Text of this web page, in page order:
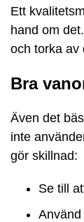
Ett
hand om
och torka av
Bra
Även det
inte
gör skillnad:
Se till
Använd